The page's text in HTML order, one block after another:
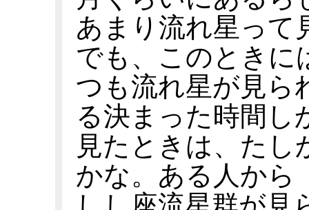
あまり流れ星って
でも、このときに
つも流れ星が見
る決まった時間し
見たときは、たし
かな。ある人から